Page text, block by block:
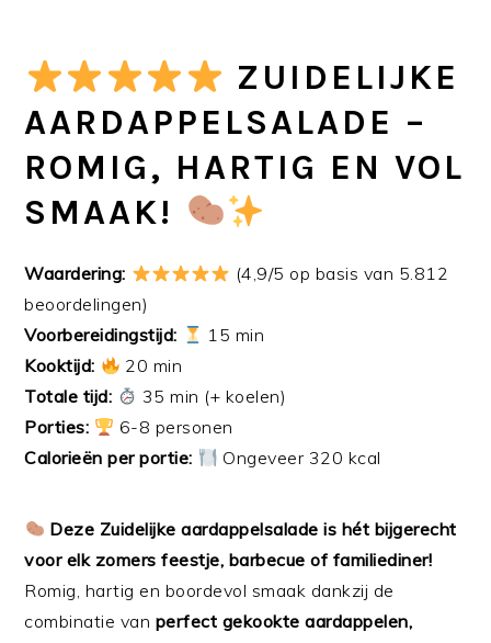
ZUIDELIJKE
AARDAPPELSALADE –
ROMIG, HARTIG EN VOL
SMAAK!
Waardering:
(4,9/5 op basis van 5.812
beoordelingen)
Voorbereidingstijd:
15 min
Kooktijd:
20 min
Totale tijd:
35 min (+ koelen)
Porties:
6-8 personen
Calorieën per portie:
Ongeveer 320 kcal
Deze Zuidelijke aardappelsalade is hét bijgerecht
voor elk zomers feestje, barbecue of familiediner!
Romig, hartig en boordevol smaak dankzij de
combinatie van perfect gekookte aardappelen,